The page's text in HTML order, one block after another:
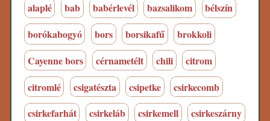
alaplé bab babérlevél bazsalikom
bélszín
borókabogyó
bors borsikafű
brokkoli
Cayenne bors
cérnametélt chili
citrom
citromlé
csigatészta csipetke
csirkecomb
csirkefarhát
csirkeláb csirkemell
csirkeszárny